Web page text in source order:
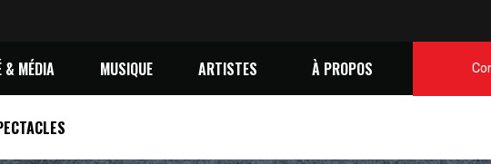
& MÉDIA MUSIQUE ARTISTES À PROPOS